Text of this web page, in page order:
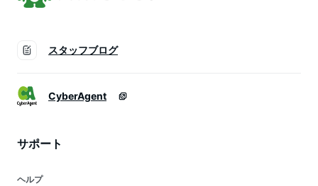
スタッフブログ
CyberAgent
サポート
ヘルプ